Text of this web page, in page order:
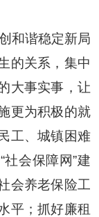
和谐稳定新局
的关系，集中
大事实事，让
更为积极的就
工、城镇困难
“社会保障网”建
会养老保险工
平；抓好廉租